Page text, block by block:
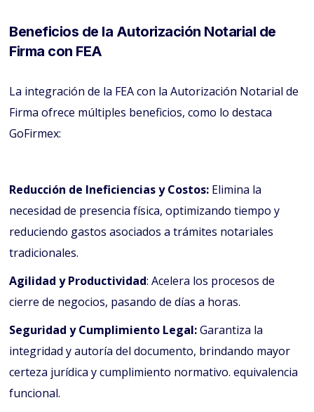
Beneficios de la Autorización Notarial de
Firma con FEA
La integración de la FEA con la Autorización Notarial de
Firma ofrece múltiples beneficios, como lo destaca
GoFirmex:
Reducción de Ineficiencias y Costos: Elimina la
necesidad de presencia física, optimizando tiempo y
reduciendo gastos asociados a trámites notariales
tradicionales.
Agilidad y Productividad: Acelera los procesos de
cierre de negocios, pasando de días a horas.
Seguridad y Cumplimiento Legal:Garantiza la
integridad y autoría del documento, brindando mayor
certeza jurídica y cumplimiento normativo. equivalencia
funcional.